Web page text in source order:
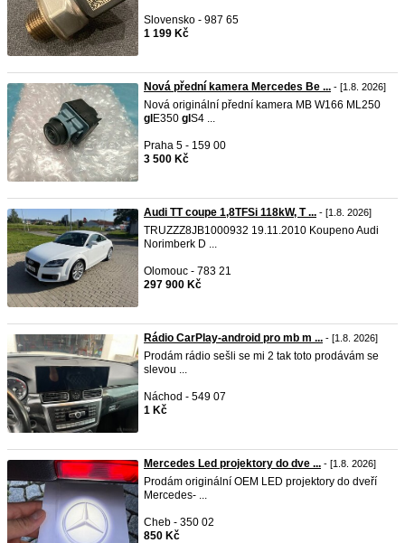
Slovensko - 987 65
1 199 Kč
Nová přední kamera Mercedes Be ... - [1.8. 2026]
Nová originální přední kamera MB W166 ML250
gl E350 gl S4 ...
Praha 5 - 159 00
3 500 Kč
Audi TT coupe 1,8TFSi 118kW, T ... - [1.8. 2026]
TRUZZZ8JB1000932 19.11.2010 Koupeno Audi
Norimberk D ...
Olomouc - 783 21
297 900 Kč
Rádio CarPlay-android pro mb m ... - [1.8. 2026]
Prodám rádio sešli se mi 2 tak toto prodávám se
slevou ...
Náchod - 549 07
1 Kč
Mercedes Led projektory do dve ... - [1.8. 2026]
Prodám originální OEM LED projektory do dveří
Mercedes- ...
Cheb - 350 02
850 Kč